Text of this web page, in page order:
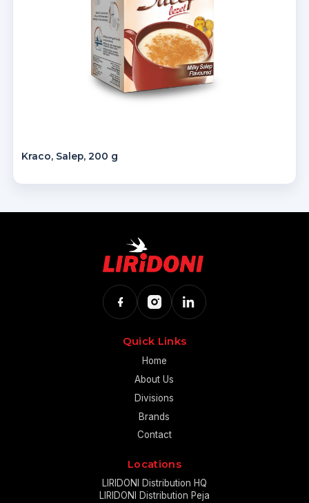
Kraco, Salep, 200 g
Quick Links
Home
About Us
Divisions
Brands
Contact
Locations
LIRIDONI Distribution HQ
LIRIDONI Distribution Peja